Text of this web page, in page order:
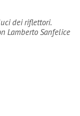
dei riflettori.
Lamberto Sanfelice